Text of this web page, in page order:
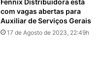
Fennix Distribuidora está
com vagas abertas para
Auxiliar de Serviços Gerais
17 de Agosto de 2023, 22:49h